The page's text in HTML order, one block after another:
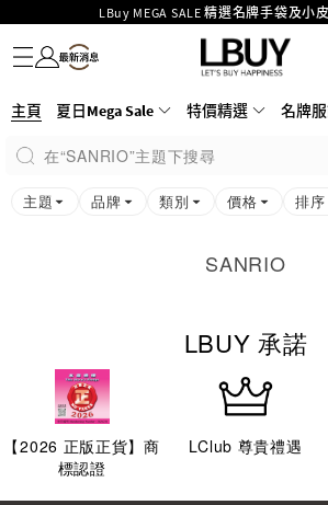
LBuy MEGA SALE 精選名牌手袋及小
Goyard Hobo / Hobo Mini人氣限量特別版
LBuy呈獻 - Hermès 及 Chanel 手袋及首飾原價
426號舖！
MOKO 1樓175號鋪旗艦店特設名牌Hermès、
購物滿HKD500即享免運費！
名牌服飾
潮流服飾
童裝
護膚美妝
香水香薰
個人護理
母嬰護理
遊戲及精品玩具
文儀用品
家居生活
電子產品
美食
醫藥保健
運動與戶外用品
主頁 夏日Mega Sale 特價精選 名牌
在“SANRIO”主題下搜尋
主題 品牌 類別 價格 排序
SANRIO
LBUY 承諾
【2026 正版正貨】商
標認證
LClub 尊貴禮遇